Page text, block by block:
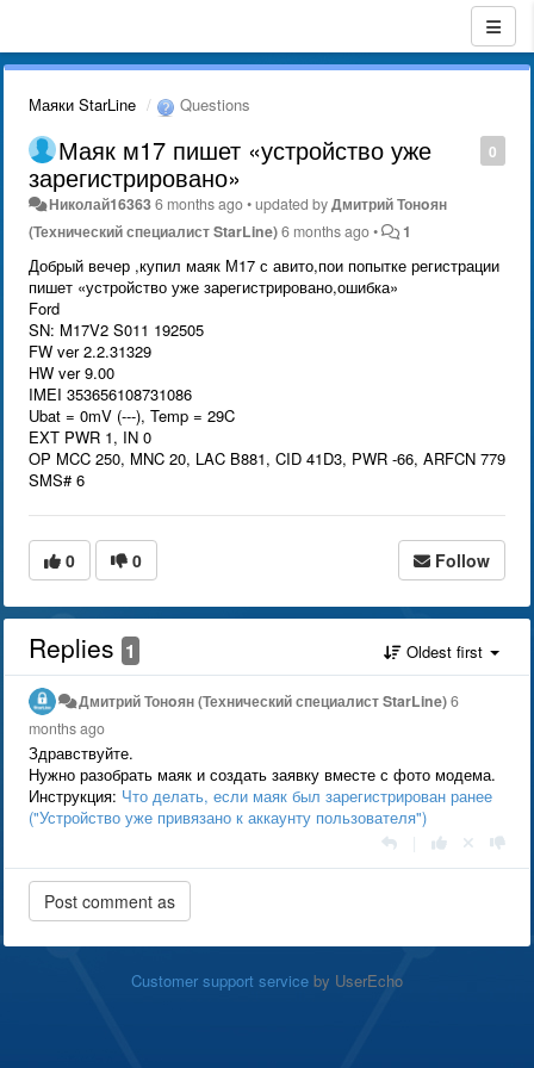
Маяки StarLine Questions
0
Маяк м17 пишет «устройство уже
зарегистрировано»
Николай163636 months ago•updated byДмитрий Тонoян
(Технический специалист StarLine)6 months ago• 1
Добрый вечер ,купил маяк М17 с авито,пои попытке регистрации
пишет «устройство уже зарегистрировано,ошибка»
Ford
SN: M17V2 S011 192505
FW ver 2.2.31329
HW ver 9.00
IMEI 353656108731086
Ubat = 0mV (---), Temp = 29C
EXT PWR 1, IN 0
OP MCC 250, MNC 20, LAC B881, CID 41D3, PWR -66, ARFCN 779
SMS# 6
0 0 Follow
Replies 1 Oldest first
Дмитрий Тонoян (Технический специалист StarLine)6
months ago
Здравствуйте.
Нужно разобрать маяк и создать заявку вместе с фото модема.
Инструкция: Что делать, если маяк был зарегистрирован ранее
("Устройство уже привязано к аккаунту пользователя")
Customer support service by UserEcho